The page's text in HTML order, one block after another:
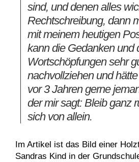
sind, und denen alles
Rechtschreibung, dann
mit meinem heutigen
kann die Gedanken und
Wortschöpfungen sehr
nachvollziehen und
vor 3 Jahren gerne
der mir sagt: Bleib ganz
sich von allein.
Im Artikel ist das Bild einer
Sandras Kind in der